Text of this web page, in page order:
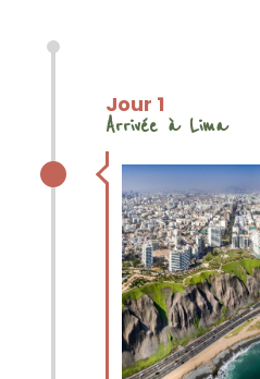
Jour 1
Arrivée à Lima